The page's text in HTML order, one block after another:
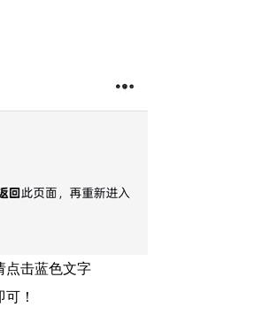
点击蓝色文字
可！